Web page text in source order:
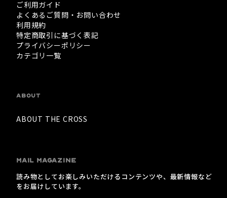
ご利用ガイド
よくあるご質問・お問い合わせ
利用規約
特定商取引に基づく表記
プライバシーポリシー
カテゴリ一覧
ABOUT
ABOUT THE CROSS
MAIL MAGAZINE
読み物としてお楽しみいただけるコンテンツや、最新情報など
をお届けしています。